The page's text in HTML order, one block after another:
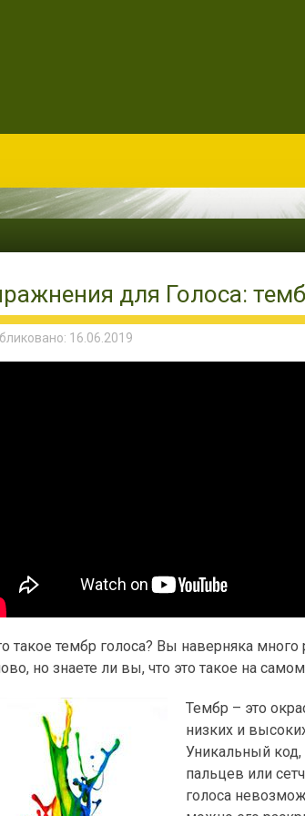
для Голоса:
16.06.2019
такое тембр голоса? Вы наверняка
но знаете ли вы, что это такое на
Тембр – это
низких и
Уникальный код,
пальцев или
голоса